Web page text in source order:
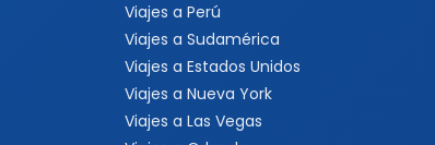
Viajes a Perú
Viajes a Sudamérica
Viajes a Estados Unidos
Viajes a Nueva York
Viajes a Las Vegas